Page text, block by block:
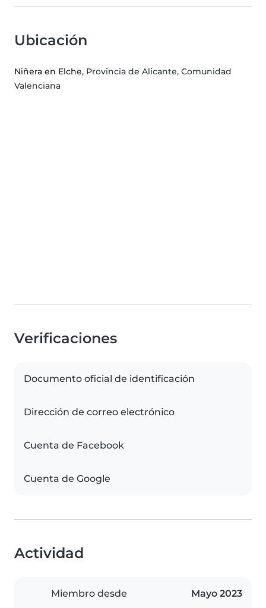
Ubicación
Niñera en Elche, Provincia de Alicante, Comunidad
Valenciana
Verificaciones
Documento oficial de identificación
Dirección de correo electrónico
Cuenta de Facebook
Cuenta de Google
Actividad
Miembro desde Mayo 2023